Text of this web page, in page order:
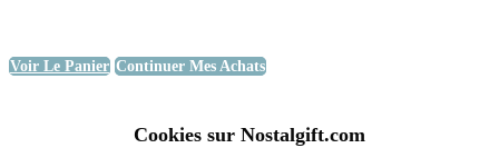
Voir Le Panier Continuer Mes Achats
Cookies sur Nostalgift.com